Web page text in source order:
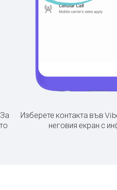
За
Изберете контакта във
неговия екран с